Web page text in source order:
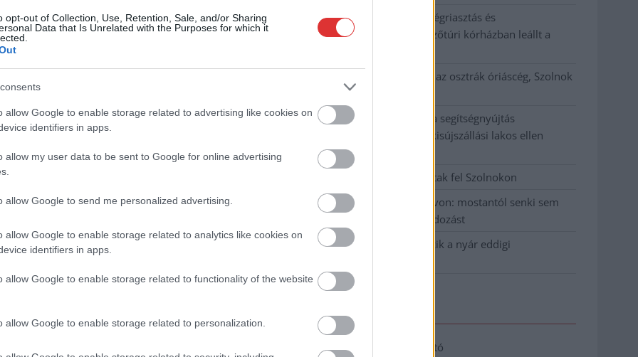
opt-out of Collection, Use, Retention, Sale, and/or Sharing
Data that Is Unrelated with the Purposes for which it
allow Google to enable storage related to advertising like cookies on
identifiers in apps.
allow my user data to be sent to Google for online advertising
allow Google to send me personalized advertising.
allow Google to enable storage related to analytics like cookies on
identifiers in apps.
allow Google to enable storage related to functionality of the website
allow Google to enable storage related to personalization.
A férfi egy tapétavágó késsel fenyegetett
el annak pénzét. Még a vonatra felszállva is
szemtanú, aki gyorsan segítséget hívott.
TOVÁBB OLVASOM
,
a tiszapüspöki rabló
Meghosszabbított hőségriasztás és
vízkorlátozások, a mezőtúri kórházban leállt a
Átszervezi működését az osztrák óriáscég, Szolnok
is érintett
Tragédiába torkollott a segítségnyújtás
elmulasztása, három kisújszállási lakos ellen
emeltek vádat
Hatalmas lángok csaptak fel Szolnokon
Vízitraffipax a Tisza-tavon: mostantól senki sem
úszhatja meg a száguldozást
Szolnokra is megérkezik a nyár eddigi
Adatkezelési tájékoztató